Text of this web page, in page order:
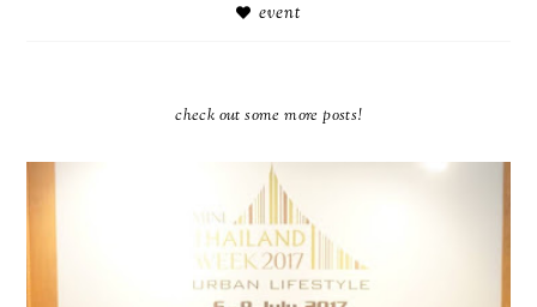
event
check out some more posts!